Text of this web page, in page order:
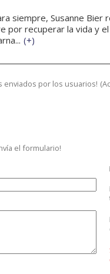
siempre, Susanne
por recuperar la vida y
(+)
enviados por los usuarios! (
el formulario!